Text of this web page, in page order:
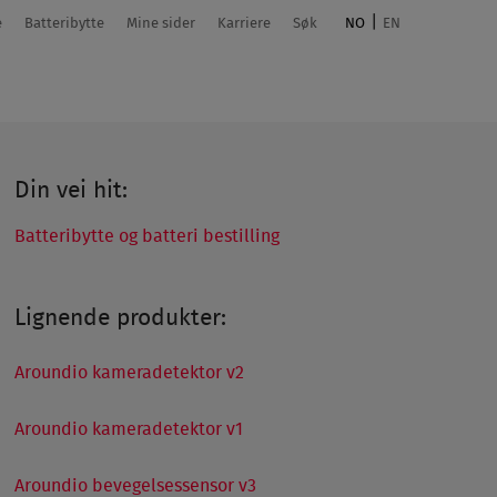
Batteribytte Mine sider Karriere Søk NO EN
Din vei hit:
Batteribytte og batteri bestilling
Lignende produkter:
Aroundio kameradetektor v2
Aroundio kameradetektor v1
Aroundio bevegelsessensor v3